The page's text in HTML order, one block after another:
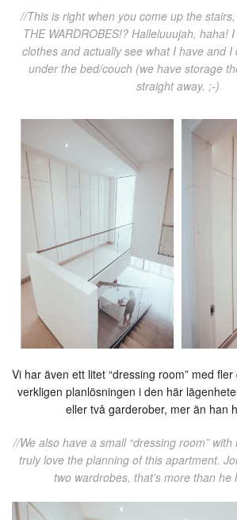
//This is right when you come up the stairs,
THE WARDROBES!? Halleluuujah, haha!
clothes and actually see what I have and I
under the bed/couch (we have storage
straight away. ;-)
Vi har även ett litet “dressing room” med
verkligen planlösningen i den här
eller två garderober, mer än han
//We also have a small “dressing room”
truly love the planning of this apartment.
two wardrobes, that’s more than